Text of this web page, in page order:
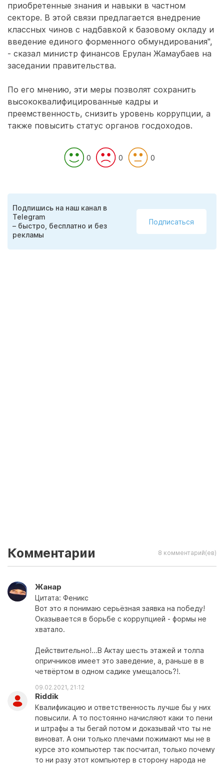
приобретенные знания и навыки в частном
секторе. В этой связи предлагается внедрение
классных чинов с надбавкой к базовому окладу и
введение единого форменного обмундирования",
- сказал министр финансов Ерулан Жамаубаев на
заседании правительства.
По его мнению, эти меры позволят сохранить
высококвалифицированные кадры и
преемственность, снизить уровень коррупции, а
также повысить статус органов госдоходов.
0 0 0
Подпишись на наш канал в
Telegram
– быстро, бесплатно и без
рекламы
Подписаться
Комментарии 8 комментарий(ев)
Жанар
Цитата: Феникс
Вот это я понимаю серьёзная заявка на победу!
Оказывается в борьбе с коррупцией - формы не
хватало.
Действительно!...В Актау шесть этажей и толпа
опричников имеет это заведение, а, раньше в в
четвёртом в одном садике умещалось?!.
09.02.2021, 21:12
Riddik
Квалификацию и ответственность лучше бы у них
повысили. А то постоянно начисляют каки то пени
и штрафы а ты бегай потом и доказывай что ты не
виноват. А они только плечами пожимают мы не в
курсе это компьютер так посчитал, только почему
то ни разу этот компьютер в сторону народа не